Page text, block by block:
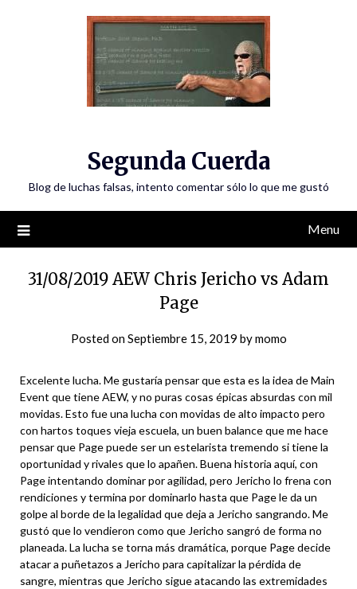
Segunda Cuerda
Blog de luchas falsas, intento comentar sólo lo que me gustó
Menu
31/08/2019 AEW Chris Jericho vs Adam
Page
Posted onSeptiembre 15, 2019 bymomo
Excelente lucha. Me gustaría pensar que esta es la idea de Main
Event que tiene AEW, y no puras cosas épicas absurdas con mil
movidas. Esto fue una lucha con movidas de alto impacto pero
con hartos toques vieja escuela, un buen balance que me hace
pensar que Page puede ser un estelarista tremendo si tiene la
oportunidad y rivales que lo apañen. Buena historia aquí, con
Page intentando dominar por agilidad, pero Jericho lo frena con
rendiciones y termina por dominarlo hasta que Page le da un
golpe al borde de la legalidad que deja a Jericho sangrando. Me
gustó que lo vendieron como que Jericho sangró de forma no
planeada. La lucha se torna más dramática, porque Page decide
atacar a puñetazos a Jericho para capitalizar la pérdida de
sangre, mientras que Jericho sigue atacando las extremidades